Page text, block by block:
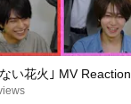
い花火｣ MV Reaction